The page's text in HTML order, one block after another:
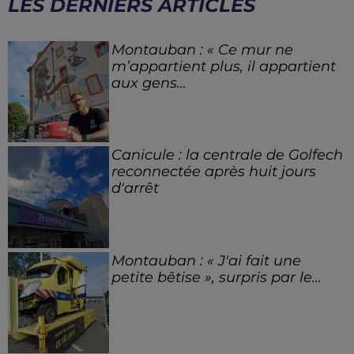
LES DERNIERS ARTICLES
Montauban : « Ce mur ne
m’appartient plus, il appartient
aux gens...
Canicule : la centrale de Golfech
reconnectée après huit jours
d'arrêt
Montauban : « J'ai fait une
petite bêtise », surpris par le...